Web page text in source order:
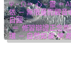
Ψ – Ω ＝ 心 – 靈 ＝
依 ─ 無限量而觀音
自圓
＝ 修習辯證正念而
環 ─ 自然如復,坤,